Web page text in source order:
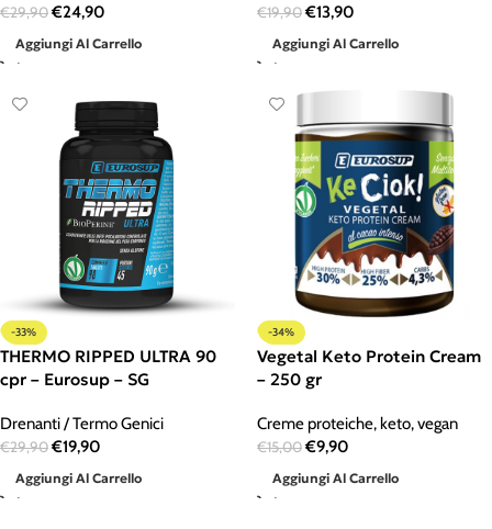
€29,90€24,90
Aggiungi Al Carrello
€19,90€13,90
Aggiungi Al Carrello
-33%
THERMO RIPPED ULTRA 90
cpr – Eurosup – SG
Drenanti / Termo Genici
€29,90€19,90
Aggiungi Al Carrello
-34%
Vegetal Keto Protein Cream
– 250 gr
Creme proteiche, keto,vegan
€15,00€9,90
Aggiungi Al Carrello